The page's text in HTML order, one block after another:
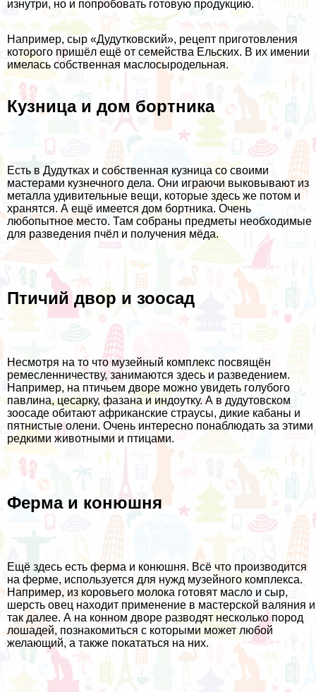
изнутри, но и попробовать готовую продукцию.
Например, сыр «Дудутковский», рецепт приготовления
которого пришёл ещё от семейства Ельских. В их имении
имелась собственная маслосыродельная.
Кузница и дом бортника
Есть в Дудутках и собственная кузница со своими
мастерами кузнечного дела. Они играючи выковывают из
металла удивительные вещи, которые здесь же потом и
хранятся. А ещё имеется дом бортника. Очень
любопытное место. Там собраны предметы необходимые
для разведения пчёл и получения мёда.
Птичий двор и зоосад
Несмотря на то что музейный комплекс посвящён
ремесленничеству, занимаются здесь и разведением.
Например, на птичьем дворе можно увидеть голубого
павлина, цесарку, фазана и индоутку. А в дудутовском
зоосаде обитают африканские страусы, дикие кабаны и
пятнистые олени. Очень интересно понаблюдать за этими
редкими животными и птицами.
Ферма и конюшня
Ещё здесь есть ферма и конюшня. Всё что производится
на ферме, используется для нужд музейного комплекса.
Например, из коровьего молока готовят масло и сыр,
шерсть овец находит применение в мастерской валяния и
так далее. А на конном дворе разводят несколько пород
лошадей, познакомиться с которыми может любой
желающий, а также покататься на них.